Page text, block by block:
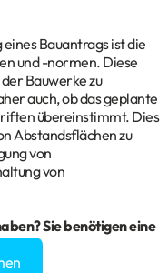
Bauantrags ist die
und -normen. Diese
Bauwerke zu
auch, ob das geplante
übereinstimmt. Dies
Abstandsflächen zu
von
von
? Sie benötigen eine